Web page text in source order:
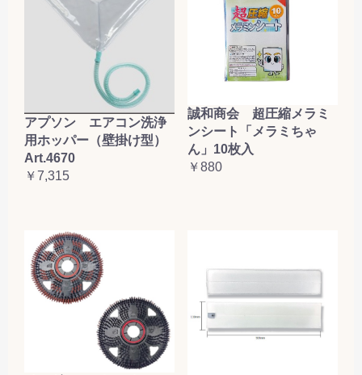
アプソン エアコン洗浄
用ホッパー（壁掛け型）
Art.4670
￥7,315
誠和商会 超圧縮メラミ
ンシート「メラミちゃ
ん」10枚入
￥880